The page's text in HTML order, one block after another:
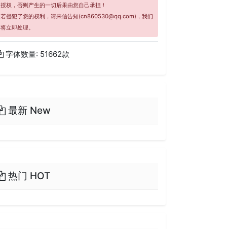
授权，否则产生的一切后果由您自己承担！
若侵犯了您的权利，请来信告知(cn860530@qq.com)，我们
将立即处理。
字体数量: 51662款
最新 New
热门 HOT